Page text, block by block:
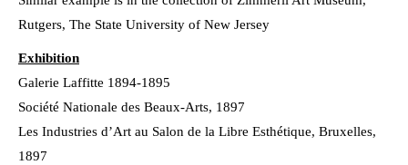
Rutgers, The State University of New Jersey
Exhibition
Galerie Laffitte 1894-1895
Société Nationale des Beaux-Arts, 1897
Les Industries d’Art au Salon de la Libre Esthétique, Bruxelles,
1897